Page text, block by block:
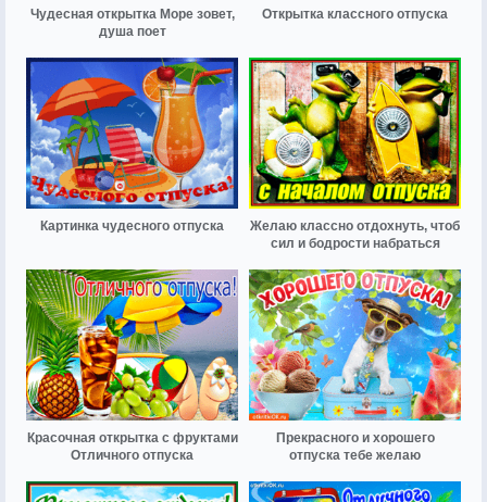
Чудесная открытка Море зовет,
душа поет
Открытка классного отпуска
Картинка чудесного отпуска
Желаю классно отдохнуть, чтоб
сил и бодрости набраться
Красочная открытка с фруктами
Отличного отпуска
Прекрасного и хорошего
отпуска тебе желаю